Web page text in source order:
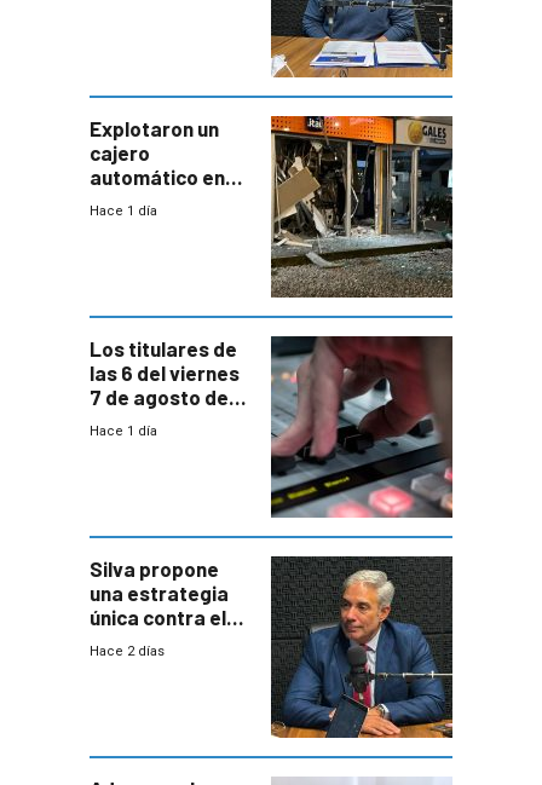
con mayor
miedo”
Explotaron un
cajero
automático en
Parque Miramar;
Hace 1 día
Los titulares de
las 6 del viernes
7 de agosto de
2026
Hace 1 día
Silva propone
una estrategia
única contra el
narcotráfico y
Hace 2 días